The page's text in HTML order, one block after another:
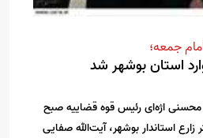
جمعه؛
استان بوشهر شد
اژه‌ای رئیس قوه قضاییه صبح
استاندار بوشهر، آیت‌الله صفایی